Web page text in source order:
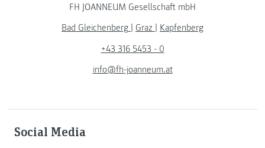
FH JOANNEUM Gesellschaft mbH
Bad Gleichenberg
Graz
Kapfenberg
+43 316 5453 - 0
info@fh-joanneum.at
Social Media